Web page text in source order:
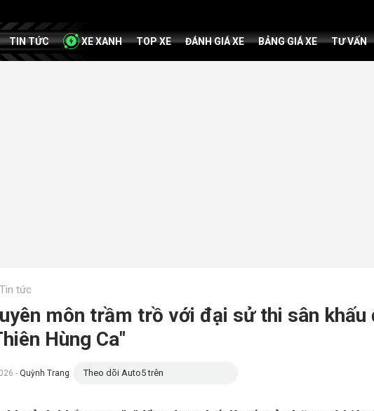
TIN TỨC XE XANH TOP XE ĐÁNH GIÁ XE BẢNG GIÁ XE TƯ VẤN
Tin tức
môn trầm trồ với đại sử thi sân
Hùng Ca"
- Quỳnh Trang Theo dõi Auto5 trên